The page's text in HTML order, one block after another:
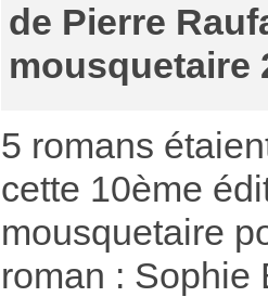
de Pierre
mousquetaire
5 romans
cette 10ème
mousquetaire
roman : Sophie